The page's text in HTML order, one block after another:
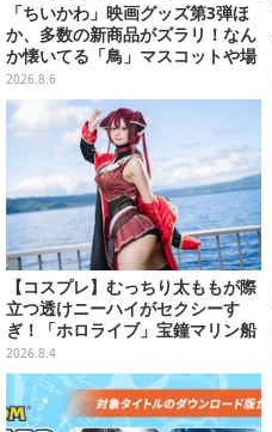
「ちいかわ」映画グッズ第3弾ほ
か、多数の新商品がズラリ！なん
か懐いてる「鳥」マスコットや場
面写アイテムなど必見のラインナ
ップ
2026.8.6
【コスプレ】むっちり太ももが際
立つ透けニーハイがセクシーす
ぎ！「ホロライブ」宝鐘マリン船
長が反則級の可愛いへそ出し姿で
魅せる【写真8枚】
2026.8.4